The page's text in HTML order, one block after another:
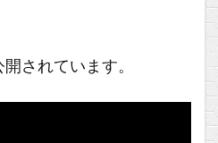
されています。